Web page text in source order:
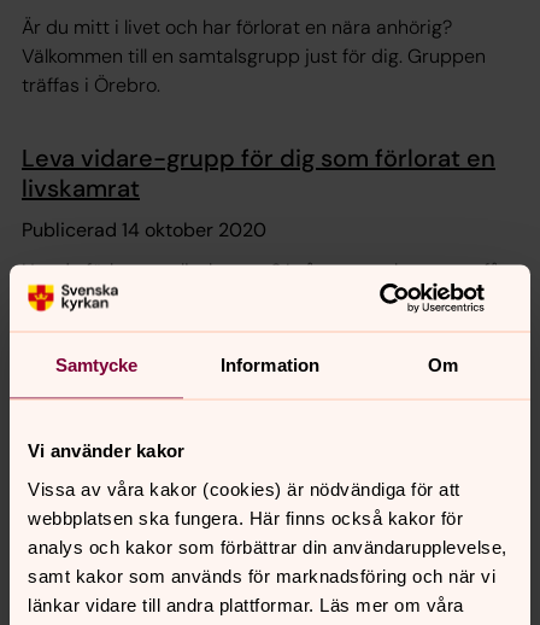
Samtycke Information Om
Vi använder kakor
Vissa av våra kakor (cookies) är nödvändiga för att
webbplatsen ska fungera. Här finns också kakor för
analys och kakor som förbättrar din användarupplevelse,
samt kakor som används för marknadsföring och när vi
länkar vidare till andra plattformar. Läs mer om våra
Är du mitt i livet och har förlorat en nära anhörig?
Välkommen till en samtalsgrupp just för dig. Gruppen
träffas i Örebro.
Leva vidare-grupp för dig som förlorat en
livskamrat
Publicerad 14 oktober 2020
Har du förlorat en livskamrat? I våra samtalsgrupper får
du dela dina tankar och sorg med andra i samma
situation. Gruppen träffas i Örebro.
Sorgegrupp för barn och unga när någon
När någon i familjen dör förändras allt. Att träffa andra
som också har förlorat en viktig person kan vara ett
stort stöd.